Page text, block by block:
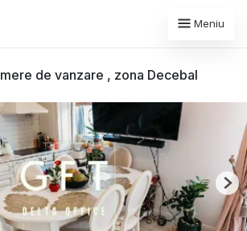
Meniu
de vanzare , zona Decebal